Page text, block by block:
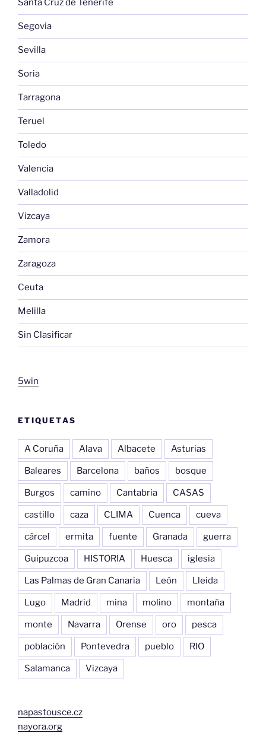
Santa Cruz de Tenerife
Segovia
Sevilla
Soria
Tarragona
Teruel
Toledo
Valencia
Valladolid
Vizcaya
Zamora
Zaragoza
Ceuta
Melilla
Sin Clasificar
5win
ETIQUETAS
A Coruña Alava Albacete Asturias
Baleares Barcelona baños bosque
Burgos camino Cantabria CASAS
castillo caza CLIMA Cuenca cueva
cárcel ermita fuente Granada guerra
Guipuzcoa HISTORIA Huesca iglesia
Las Palmas de Gran Canaria León Lleida
Lugo Madrid mina molino montaña
monte Navarra Orense oro pesca
población Pontevedra pueblo RIO
Salamanca Vizcaya
napastousce.cz
nayora.org